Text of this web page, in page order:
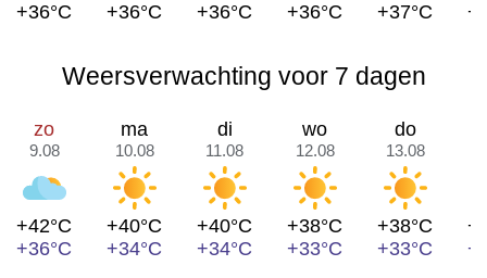
+36°C +36°C +36°C +36°C +37°C
Weersverwachting voor 7 dagen
zo
9.08
+42°C
+36°C
ma
10.08
+40°C
+34°C
di
11.08
+40°C
+34°C
wo
12.08
+38°C
+33°C
do
13.08
+38°C
+33°C